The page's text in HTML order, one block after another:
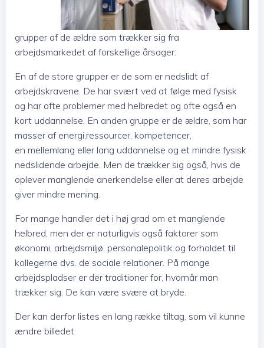
grupper af de ældre som trækker sig fra
arbejdsmarkedet af forskellige årsager:
En af de store grupper er de som er nedslidt af
arbejdskravene. De har svært ved at følge med fysisk
og har ofte problemer med helbredet og ofte også en
kort uddannelse. En anden gruppe er de ældre, som har
masser af energi,ressourcer, kompetencer,
en mellemlang eller lang uddannelse og et mindre fysisk
nedslidende arbejde. Men de trækker sig også, hvis de
oplever manglende anerkendelse eller at deres arbejde
giver mindre mening.
For mange handler det i høj grad om et manglende
helbred, men der er naturligvis også faktorer som
økonomi, arbejdsmiljø, personalepolitik og forholdet til
kollegerne dvs. de sociale relationer. På mange
arbejdspladser er der traditioner for, hvornår man
trækker sig. De kan være svære at bryde.
Der kan derfor listes en lang række tiltag, som vil kunne
ændre billedet: